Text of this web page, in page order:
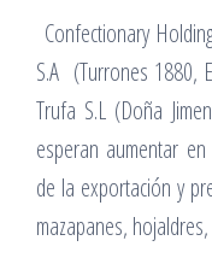
Confectionary
S.A (Turrones 1880,
Trufa S.L (Doña
esperan aumentar
de la exportación y
mazapanes,